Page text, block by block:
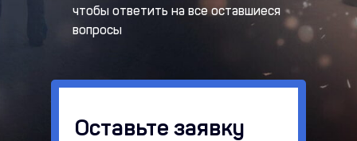
Оставьте заявку
чтобы ответить на все оставшиеся
вопросы